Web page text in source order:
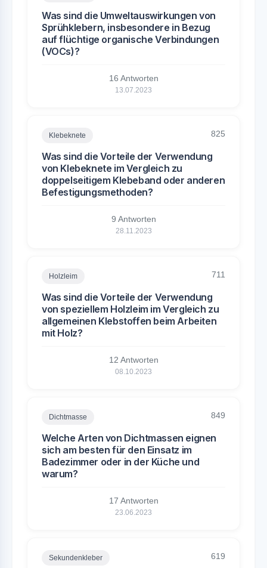
Was sind die Umweltauswirkungen von
Sprühklebern, insbesondere in Bezug
auf flüchtige organische Verbindungen
(VOCs)?
16 Antworten
13.07.2023
Klebeknete 825
Was sind die Vorteile der Verwendung
von Klebeknete im Vergleich zu
doppelseitigem Klebeband oder anderen
Befestigungsmethoden?
9 Antworten
28.11.2023
Holzleim 711
Was sind die Vorteile der Verwendung
von speziellem Holzleim im Vergleich zu
allgemeinen Klebstoffen beim Arbeiten
mit Holz?
12 Antworten
08.10.2023
Dichtmasse 849
Welche Arten von Dichtmassen eignen
sich am besten für den Einsatz im
Badezimmer oder in der Küche und
warum?
17 Antworten
23.06.2023
Sekundenkleber 619